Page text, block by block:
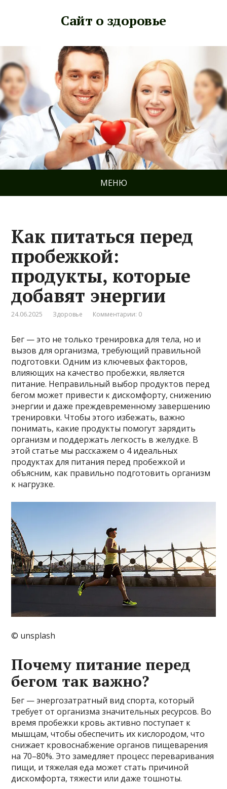
Сайт о здоровье
МЕНЮ
Как питаться перед
пробежкой:
продукты, которые
добавят энергии
24.06.2025 Здоровье Комментарии: 0
Бег — это не только тренировка для тела, но и
вызов для организма, требующий правильной
подготовки. Одним из ключевых факторов,
влияющих на качество пробежки, является
питание. Неправильный выбор продуктов перед
бегом может привести к дискомфорту, снижению
энергии и даже преждевременному завершению
тренировки. Чтобы этого избежать, важно
понимать, какие продукты помогут зарядить
организм и поддержать легкость в желудке. В
этой статье мы расскажем о 4 идеальных
продуктах для питания перед пробежкой и
объясним, как правильно подготовить организм
к нагрузке.
© unsplash
Почему питание перед
бегом так важно?
Бег — энергозатратный вид спорта, который
требует от организма значительных ресурсов. Во
время пробежки кровь активно поступает к
мышцам, чтобы обеспечить их кислородом, что
снижает кровоснабжение органов пищеварения
на 70–80%. Это замедляет процесс переваривания
пищи, и тяжелая еда может стать причиной
дискомфорта, тяжести или даже тошноты.